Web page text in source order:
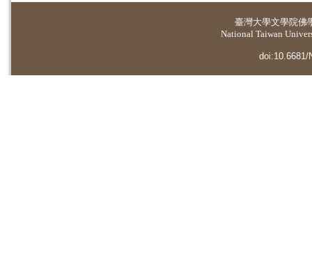
臺灣大學文學院佛
National Taiwan
doi:10.6681/